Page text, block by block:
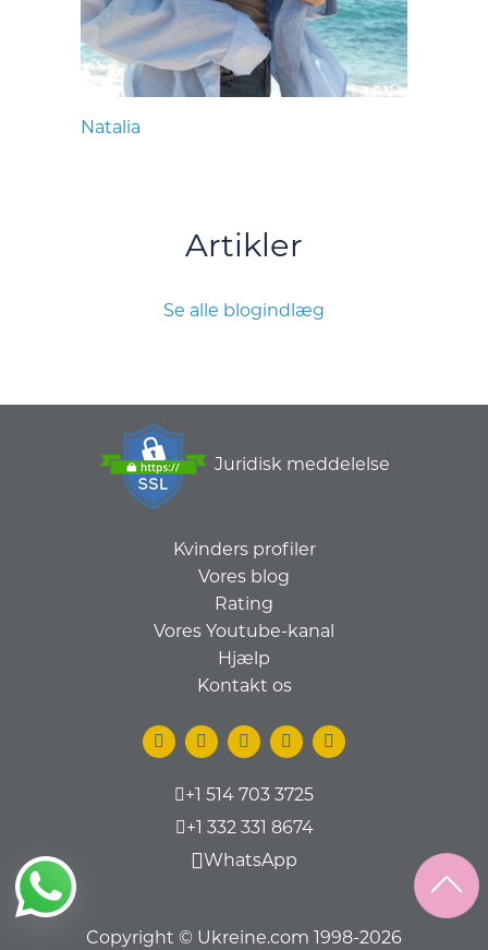
Natalia
Artikler
Se alle blogindlæg
Juridisk meddelelse
Kvinders profiler
Vores blog
Rating
Vores Youtube-kanal
Hjælp
Kontakt os
+1 514 703 3725
+1 332 331 8674
WhatsApp
Copyright © Ukreine.com 1998-2026